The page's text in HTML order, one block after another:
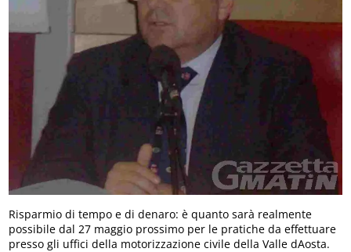
Risparmio di tempo e di denaro: è quanto sarà realmente
possibile dal 27 maggio prossimo per le pratiche da effettuare
presso gli uffici della motorizzazione civile della Valle dAosta.